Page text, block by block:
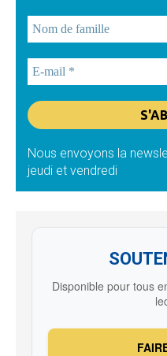
Nous envoyons la
jeudi et vendredi
Disponible pour tous